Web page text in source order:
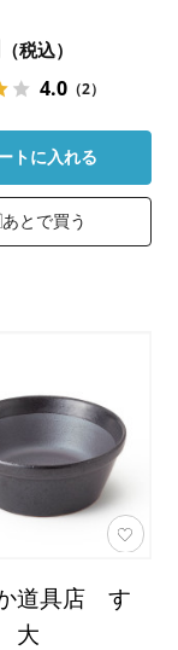
（税込）
4.0 （2）
トに入れる
あとで買う
道具店 す
大